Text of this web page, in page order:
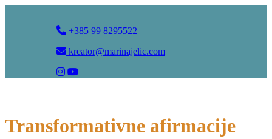
+385 99 8295522
kreator@marinajelic.com
Transformativne afirmacije